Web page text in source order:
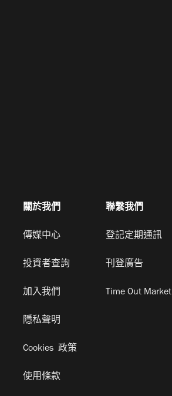
關於我們
傳媒中心
投資者查詢
加入我們
隱私聲明
Cookies 政策
使用條款
聯繫我們
登記定期通訊
刊登廣告
Time Out Market